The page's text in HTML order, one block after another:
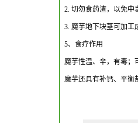
2. 切勿食药渣，以免中
3. 魔芋地下块茎可加工
5、食疗作用
魔芋性温、辛，有毒；
魔芋还具有补钙、平衡